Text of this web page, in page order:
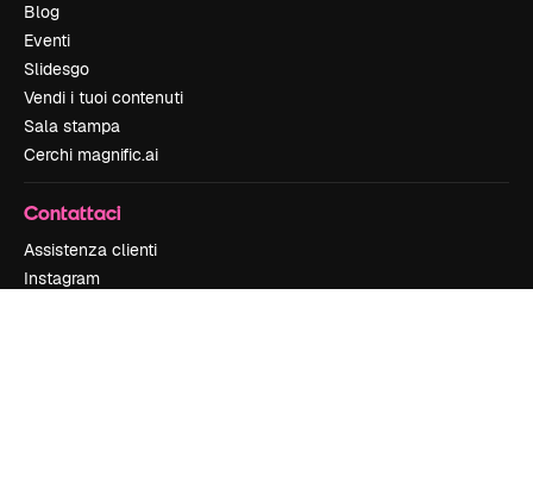
Blog
Eventi
Slidesgo
Vendi i tuoi contenuti
Sala stampa
Cerchi magnific.ai
Contattaci
Assistenza clienti
Instagram